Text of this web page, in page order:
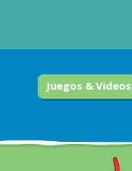
Juegos & Videos